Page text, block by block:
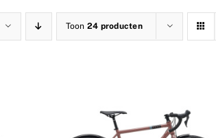
Toon 24 producten